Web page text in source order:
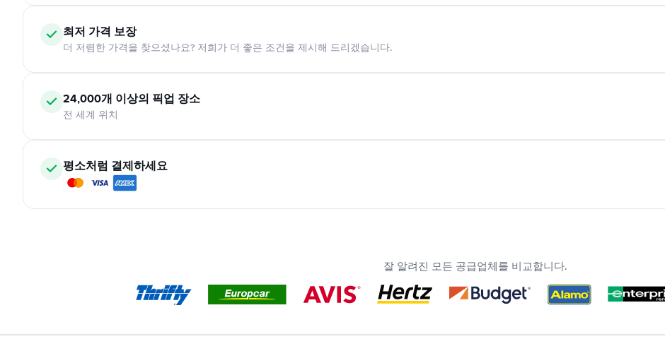
최저 가격 보장
더 저렴한 가격을 찾으셨나요? 저희가 더 좋은 조건을 제시해 드리겠습니다.
24,000개 이상의 픽업 장소
전 세계 위치
평소처럼 결제하세요
잘 알려진 모든 공급업체를 비교합니다.